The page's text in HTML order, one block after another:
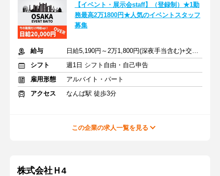
【イベント・展示会staff】（登録制）★1勤
務最高2万1800円★人気のイベントスタッフ
募集
給与
日給5,190円～2万1,800円(深夜手当含む)+交通費支給
シフト
週1日 シフト自由・自己申告
雇用形態
アルバイト・パート
アクセス
なんば駅 徒歩3分
この企業の求人一覧を見る
株式会社Ｈ4